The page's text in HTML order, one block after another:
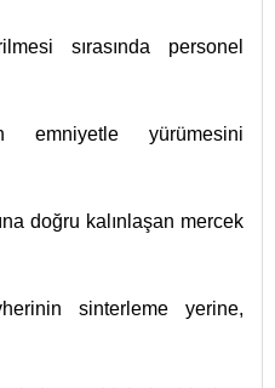
sırasında personel
emniyetle yürümesini
doğru kalınlaşan mercek
sinterleme yerine,